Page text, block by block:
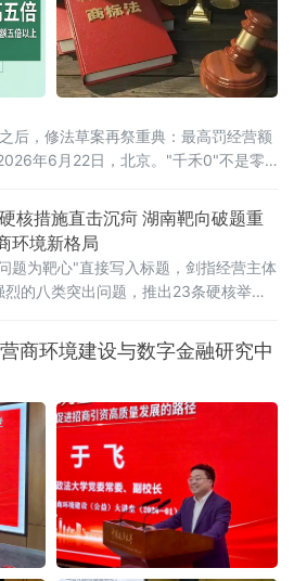
后，修法草案再祭重典：最高罚经营额
年6月22日，北京。"千禾0"不是零
过是一个注册商标，而非产品承诺
22日，全国人大常委会法工委披露，商
请6月23日开幕的十四
核措施直击沉疴 湖南靶向破题重
环境新格局
题为靶心"直接写入标题，剑指经营主体
烈的八类突出问题，推出23条硬核举
营商环境的堵点痛点发起集中攻坚。精
：八大领域，靶向施策与以往温和表述
商环境建设与数字金融研究中